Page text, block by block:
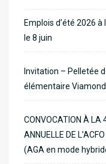
Emplois d’été 2026
le 8 juin
Invitation – Pelletée
élémentaire
CONVOCATION À LA
ANNUELLE DE
(AGA en mode